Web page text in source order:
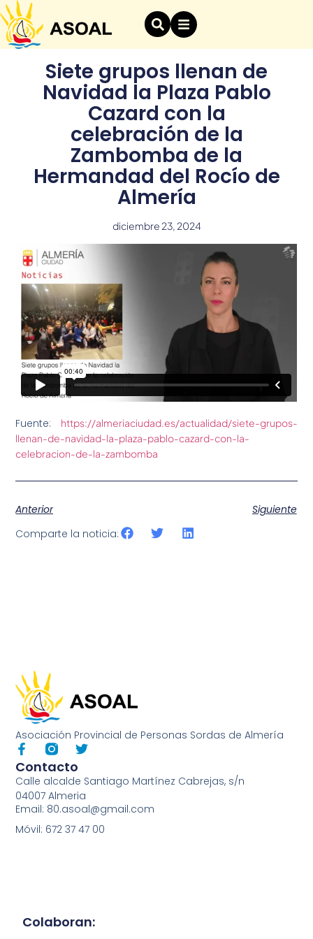
Siete grupos llenan de
Navidad la Plaza Pablo
Cazard con la
celebración de la
Zambomba de la
Hermandad del Rocío de
Almería
diciembre 23, 2024
Fuente:
https://almeriaciudad.es/actualidad/siete-grupos-
llenan-de-navidad-la-plaza-pablo-cazard-con-la-
celebracion-de-la-zambomba
Anterior
Siguiente
Comparte la noticia:
Asociación Provincial de Personas Sordas de Almería
Contacto
Calle alcalde Santiago Martínez Cabrejas, s/n
04007 Almeria
Email: 80.asoal@gmail.com
Móvil: 672 37 47 00
Colaboran: